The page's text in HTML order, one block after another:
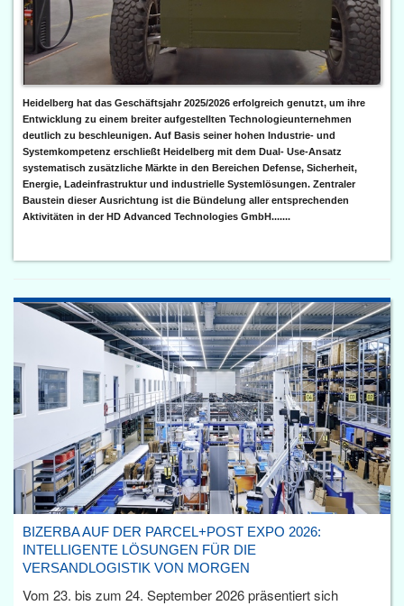
Heidelberg hat das Geschäftsjahr 2025/2026 erfolgreich genutzt, um ihre
Entwicklung zu einem breiter aufgestellten Technologieunternehmen
deutlich zu beschleunigen. Auf Basis seiner hohen Industrie- und
Systemkompetenz erschließt Heidelberg mit dem Dual- Use-Ansatz
systematisch zusätzliche Märkte in den Bereichen Defense, Sicherheit,
Energie, Ladeinfrastruktur und industrielle Systemlösungen. Zentraler
Baustein dieser Ausrichtung ist die Bündelung aller entsprechenden
Aktivitäten in der HD Advanced Technologies GmbH.......
BIZERBA AUF DER PARCEL+POST EXPO 2026:
INTELLIGENTE LÖSUNGEN FÜR DIE
VERSANDLOGISTIK VON MORGEN
Vom 23. bis zum 24. September 2026 präsentiert sich